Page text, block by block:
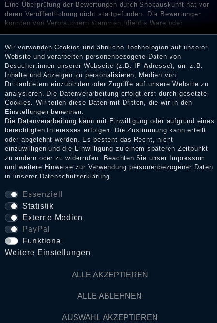
Eine Überprüfung der Bewertungen durch Shopauskunft hat vor
deren Veröffentlichung nicht stattgefunden. Die Bewertungen
könnten von Verbrauchern stammen, die die Ware oder
Bewertungen verifizieren und über die erfolgte Verifizierung im
Shop informieren.
Impressum
Daten­schutz­erklärung
AGB
Widerrufs­recht
VERTRAG WIDERRUFEN
Kontakt
Wir verwenden Cookies und ähnliche Technologien auf unserer
Website und verarbeiten personenbezogene Daten von
Besucher:innen unserer Webseite (z.B. IP-Adresse), um z.B.
Inhalte und Anzeigen zu personalisieren, Medien von
Drittanbietern einzubinden oder Zugriffe auf unsere Website zu
analysieren. Die Datenverarbeitung erfolgt erst durch gesetzte
Cookies. Wir teilen diese Daten mit Dritten, die wir in den
Einstellungen benennen.
Die Datenverarbeitung kann mit Einwilligung oder aufgrund eines
berechtigten Interesses erfolgen. Die Zustimmung kann erteilt
oder abgelehnt werden. Es besteht das Recht, nicht
einzuwilligen und die Einwilligung zu einem späteren Zeitpunkt
zu ändern oder zu widerrufen. Beachten Sie unser
Impressum
und weitere Hinweise zur Verwendung personenbezogener Daten
in unserer Daten­schutz­erklärung.
Essenziell
Statistik
Externe Medien
PayPal
Funktional
Weitere Einstellungen
ALLE AKZEPTIEREN
ALLE ABLEHNEN
AUSWAHL AKZEPTIEREN